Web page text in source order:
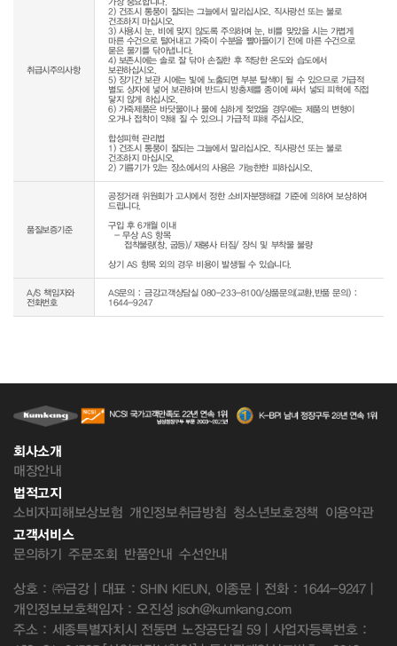
취급시주의사항
2) 건조시 통풍이 잘되는 그늘에서 말리십시오. 직사광선 또는 불로
건조하지 마십시오.
3) 사용시 눈, 비에 맞지 않도록 주의하며 눈, 비를 맞았을 시는 가볍게
마른 수건으로 털어내고 가죽이 수분을 빨아들이기 전에 마른 수건으로
묻은 물기를 닦아냅니다.
4) 보존시에는 솔로 잘 닦아 손질한 후 적당한 온도와 습도에서
보관하십시오.
5) 장기간 보관 시에는 빛에 노출되면 부분 탈색이 될 수 있으므로 가급적
별도 상자에 넣어 보관하며 반드시 방충제를 종이에 싸서 넣되 피혁에 직접
닿지 않게 하십시오.
6) 가죽제품은 바닷물이나 물에 심하게 젖었을 경우에는 제품의 변형이
오거나 접착이 약해 질 수 있으니 가급적 피해 주십시오.
합성피혁 관리법
1) 건조시 통풍이 잘되는 그늘에서 말리십시오. 직사광선 또는 불로
건조하지 마십시오.
2) 기름기가 있는 장소에서의 사용은 가능한한 피하십시오.
품질보증기준
공정거래 위원회가 고시에서 정한 소비자분쟁해결 기준에 의하여 보상하여
드립니다.
구입 후 6개월 이내
  - 무상 AS 항목
상기 AS 항목 외의 경우 비용이 발생될 수 있습니다.
A/S 책임자와
전화번호
AS문의 : 금강고객상담실 080-233-8100/상품문의(교환,반품 문의) :
1644-9247
회사소개
매장안내
법적고지
소비자피해보상보험 개인정보취급방침 청소년보호정책 이용약관
고객서비스
문의하기 주문조회 반품안내 수선안내
상호 : ㈜금강 | 대표 : SHIN KIEUN, 이종문 | 전화 : 1644-9247 |
개인정보보호책임자 : 오진성 jsoh@kumkang.com
주소 : 세종특별자치시 전동면 노장공단길 59 | 사업자등록번호 :